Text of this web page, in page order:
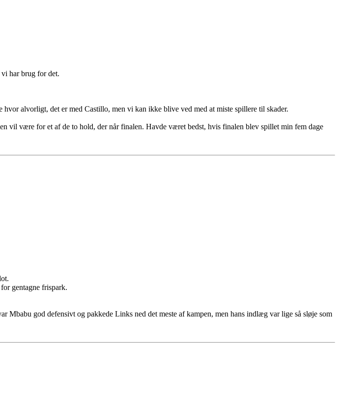
har brug for det.
alvorligt, det er med Castillo, men vi kan ikke blive ved med at miste spillere til skader.
vil være for et af de to hold, der når finalen. Havde været bedst, hvis finalen blev spillet min fem dage
gentagne frispark.
Mbabu god defensivt og pakkede Links ned det meste af kampen, men hans indlæg var lige så sløje som